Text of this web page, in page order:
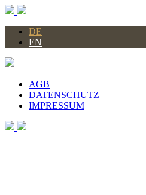
DE
EN
AGB
DATENSCHUTZ
IMPRESSUM